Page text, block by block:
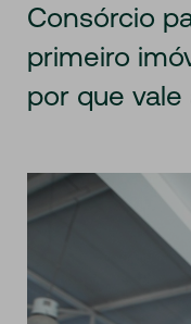
Consórcio
primeiro
por que vale